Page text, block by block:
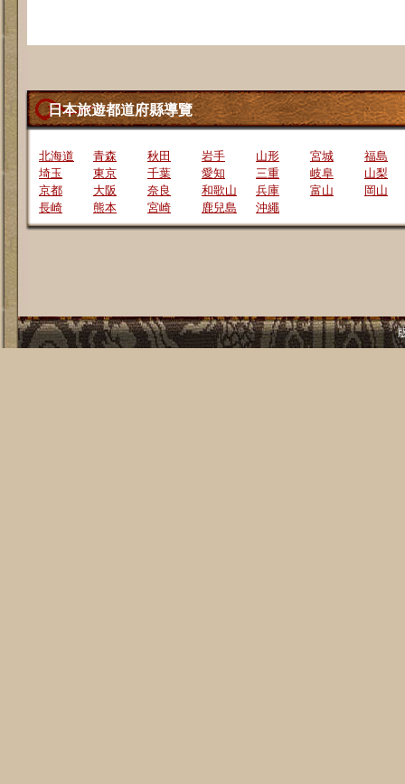
日本旅遊都道府縣導覽
北海道 青森 秋田 岩手 山形 宮城
福島
埼玉
東京 千葉 愛知 三重 岐阜
山梨
京都
大阪 奈良 和歌山 兵庫 富山
岡山
長崎
熊本 宮崎 鹿兒島 沖繩